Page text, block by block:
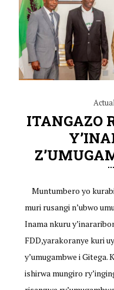
ITANGAZO
Muntumbero yo
muri rusangi n’ubwo
Inama nkuru
FDD,yarakoranye kuri
y’umugambwe i Gitega.
ishirwa mungiro